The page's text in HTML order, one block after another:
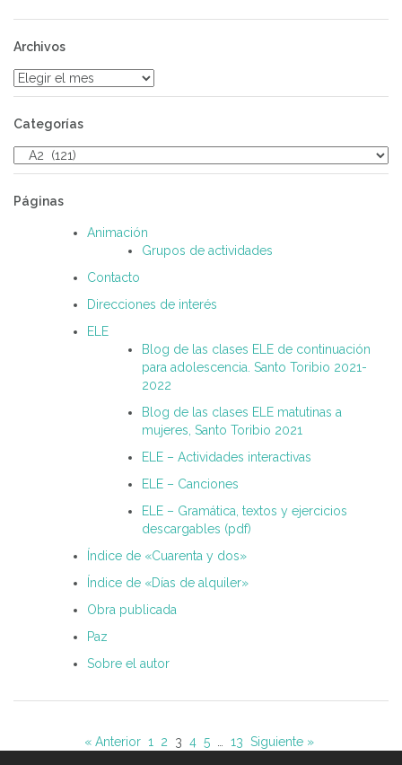
Archivos
Archivos
Categorías
Categorías
Páginas
Animación
Grupos de actividades
Contacto
Direcciones de interés
ELE
Blog de las clases ELE de continuación
para adolescencia. Santo Toribio 2021-
2022
Blog de las clases ELE matutinas a
mujeres, Santo Toribio 2021
ELE – Actividades interactivas
ELE – Canciones
ELE – Gramática, textos y ejercicios
descargables (pdf)
Índice de «Cuarenta y dos»
Índice de «Días de alquiler»
Obra publicada
Paz
Sobre el autor
« Anterior 1 2 3 4 5 13 Siguiente »